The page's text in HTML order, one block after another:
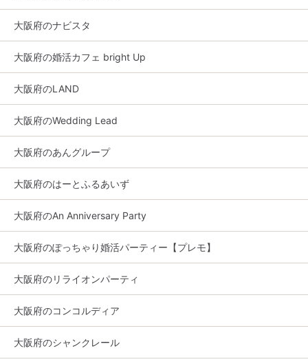
大阪府のナビスタ
大阪府の婚活カフェ bright Up
大阪府のLAND
大阪府のWedding Lead
大阪府のあんグループ
大阪府のはーとふるあいず
大阪府のAn Anniversary Party
大阪府のぽっちゃり婚活パーティー【プレモ】
大阪府のリライオンパーティ
大阪府のコンコルディア
大阪府のシャンクレール